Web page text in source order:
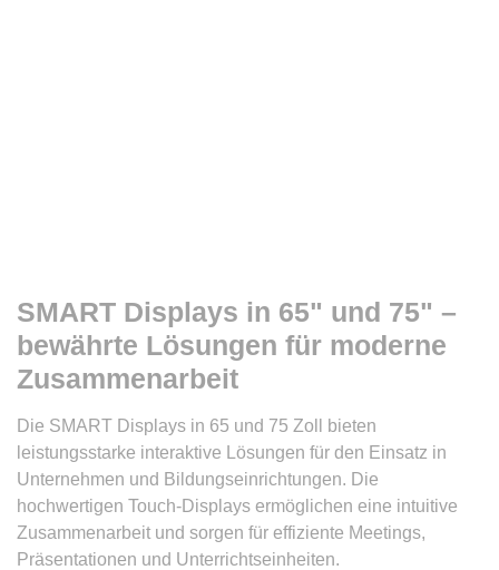
SMART Displays in 65" und 75" –
bewährte Lösungen für moderne
Zusammenarbeit
Die SMART Displays in 65 und 75 Zoll bieten
leistungsstarke interaktive Lösungen für den Einsatz in
Unternehmen und Bildungseinrichtungen. Die
hochwertigen Touch-Displays ermöglichen eine intuitive
Zusammenarbeit und sorgen für effiziente Meetings,
Präsentationen und Unterrichtseinheiten.